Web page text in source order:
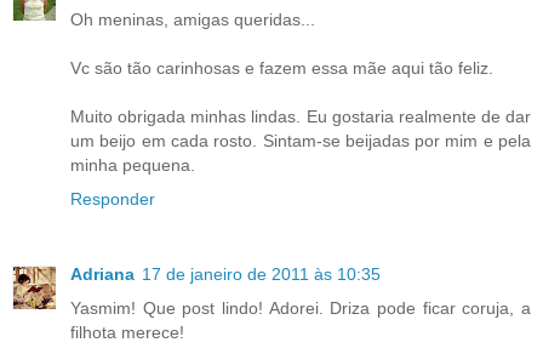
Oh meninas, amigas queridas...
Vc são tão carinhosas e fazem essa mãe aqui tão feliz.
Muito obrigada minhas lindas. Eu gostaria realmente de dar
um beijo em cada rosto. Sintam-se beijadas por mim e pela
minha pequena.
Responder
Adriana 17 de janeiro de 2011 às 10:35
Yasmim! Que post lindo! Adorei. Driza pode ficar coruja, a
filhota merece!